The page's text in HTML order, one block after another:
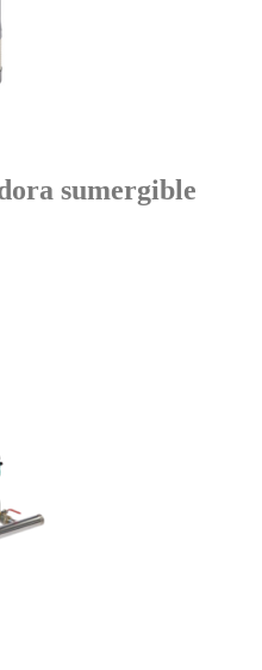
sumergible